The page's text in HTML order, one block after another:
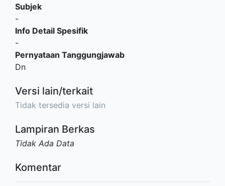
Subjek
-
Info Detail Spesifik
-
Pernyataan Tanggungjawab
Dn
Versi lain/terkait
Tidak tersedia versi lain
Lampiran Berkas
Tidak Ada Data
Komentar